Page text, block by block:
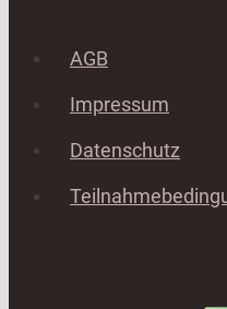
AGB
Impressum
Datenschutz